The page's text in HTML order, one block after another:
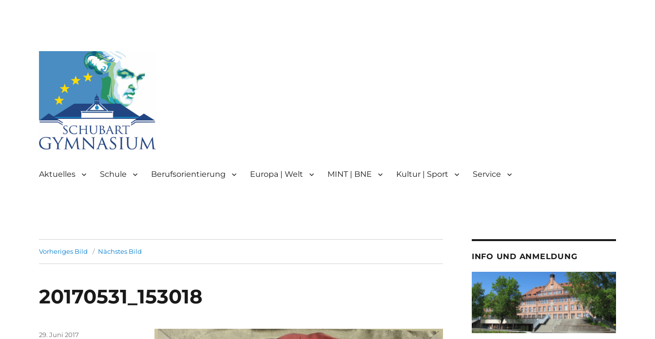
Aalen
Aktuelles Schule Berufsorientierung Europa | Welt MINT | BNE Kultur | Sport Service
Vorheriges Bild Nächstes Bild
20170531_153018
Veröffentlicht
29. Juni 2017
INFO UND ANMELDUNG